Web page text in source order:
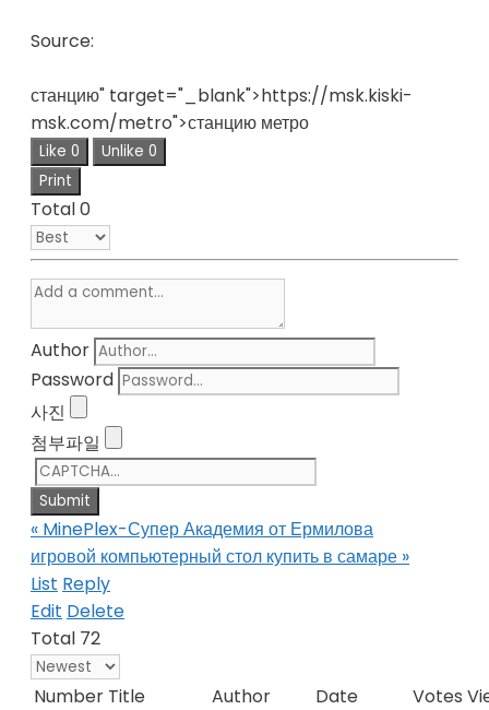
Source:
станцию" target="_blank">https://msk.kiski-
msk.com/metro">станцию метро
Like 0 Unlike 0
Print
Total0
Author
Password
사진
첨부파일
« MinePlex-Супер Академия от Ермилова
игровой компьютерный стол купить в самаре »
List Reply
Edit Delete
Total 72
Number Title Author Date Votes